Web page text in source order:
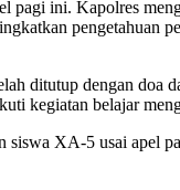
pagi ini. Kapolres
pengetahuan
ditutup dengan
kegiatan belajar
siswa XA-5 usai apel